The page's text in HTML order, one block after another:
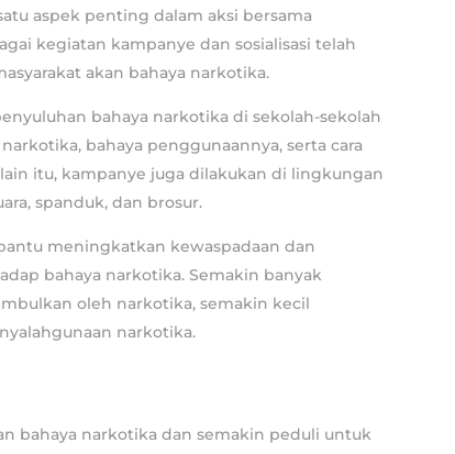
aspek penting dalam aksi bersama
kegiatan kampanye dan sosialisasi telah
akan bahaya narkotika.
bahaya narkotika di sekolah-sekolah
bahaya penggunaannya, serta cara
itu, kampanye juga dilakukan di lingkungan
spanduk, dan brosur.
meningkatkan kewaspadaan dan
bahaya narkotika. Semakin banyak
oleh narkotika, semakin kecil
narkotika.
bahaya narkotika dan semakin peduli untuk